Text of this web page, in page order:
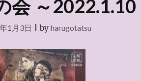
会 ～2022.1.10
1月3日 |by harugotatsu